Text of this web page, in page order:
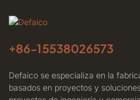
+86-15538026573
Defaico se especializa en la
basados ​​en proyectos y